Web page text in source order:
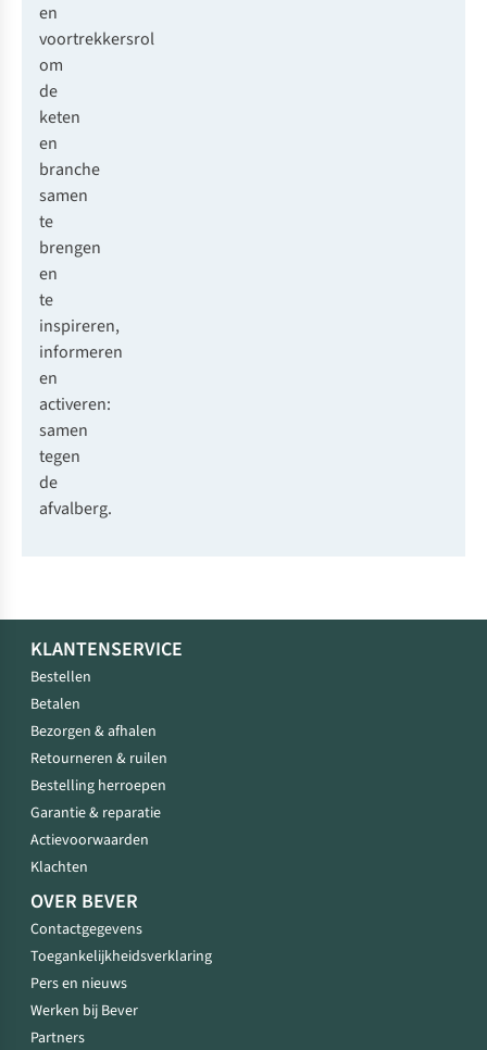
en
voortrekkersrol
om
de
keten
en
branche
samen
te
brengen
en
te
inspireren,
informeren
en
activeren:
samen
tegen
de
afvalberg.
KLANTENSERVICE
Bestellen
Betalen
Bezorgen & afhalen
Retourneren & ruilen
Bestelling herroepen
Garantie & reparatie
Actievoorwaarden
Klachten
OVER BEVER
Contactgegevens
Toegankelijkheidsverklaring
Pers en nieuws
Werken bij Bever
Partners